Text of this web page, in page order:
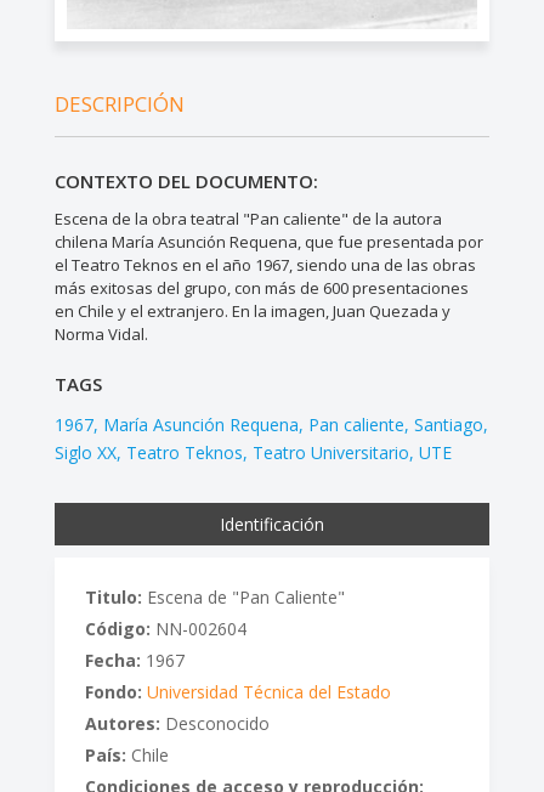
DESCRIPCIÓN
CONTEXTO DEL DOCUMENTO:
Escena de la obra teatral "Pan caliente" de la autora
chilena María Asunción Requena, que fue presentada por
el Teatro Teknos en el año 1967, siendo una de las obras
más exitosas del grupo, con más de 600 presentaciones
en Chile y el extranjero. En la imagen, Juan Quezada y
Norma Vidal.
TAGS
1967 María Asunción Requena Pan caliente Santiago
Siglo XX Teatro Teknos Teatro Universitario UTE
Identificación
Titulo: Escena de "Pan Caliente"
Código: NN-002604
Fecha: 1967
Fondo: Universidad Técnica del Estado
Autores: Desconocido
País: Chile
Condiciones de acceso y reproducción: